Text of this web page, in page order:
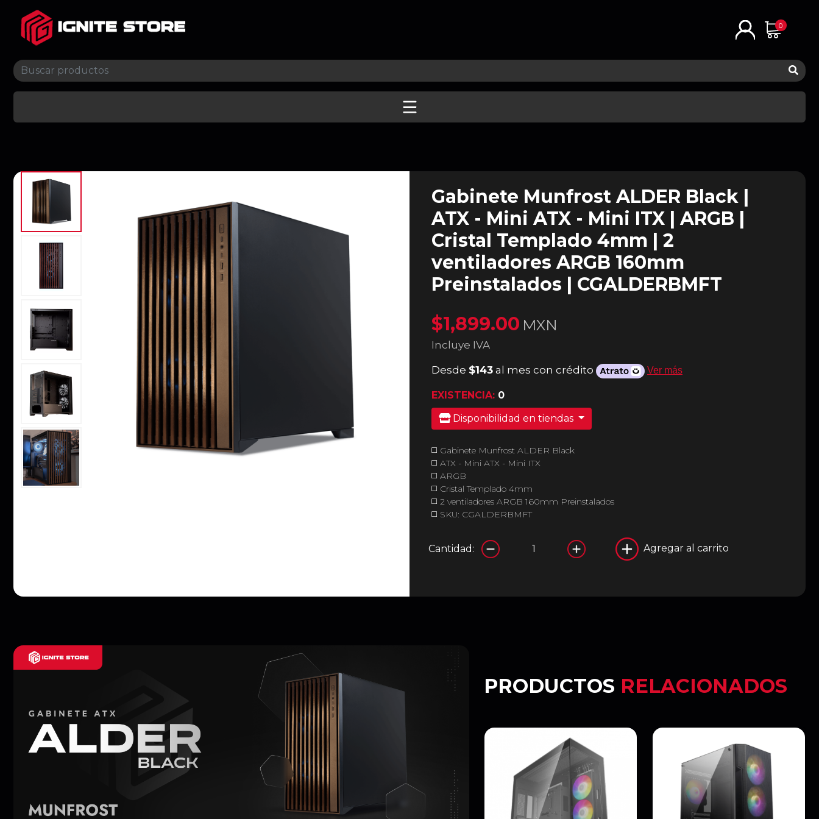
0
Gabinete Munfrost ALDER Black |
ATX - Mini ATX - Mini ITX | ARGB |
Cristal Templado 4mm | 2
ventiladores ARGB 160mm
Preinstalados | CGALDERBMFT
$1,899.00 MXN
Incluye IVA
Desde $143 al mes con crédito Ver más
EXISTENCIA: 0
Disponibilidad en tiendas
◻️ Gabinete Munfrost ALDER Black
◻️ ATX - Mini ATX - Mini ITX
◻️ ARGB
◻️ Cristal Templado 4mm
◻️ 2 ventiladores ARGB 160mm Preinstalados
◻️ SKU: CGALDERBMFT
Cantidad: Agregar al carrito
PRODUCTOS RELACIONADOS